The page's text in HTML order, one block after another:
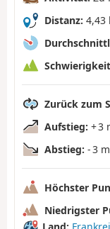
Distanz: 4,43
Zurück zum
Aufstieg: + 3
Abstieg: - 3 m
Höchster
Niedrigster